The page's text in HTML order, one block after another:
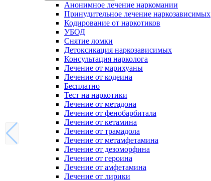
Анонимное лечение наркомании
Принудительное лечение наркозависимых
Кодирование от наркотиков
УБОД
Снятие ломки
Детоксикация наркозависимых
Консультация нарколога
Лечение от марихуаны
Лечение от кодеина
Бесплатно
Тест на наркотики
Лечение от метадона
Лечение от фенобарбитала
Лечение от кетамина
Лечение от трамадола
Лечение от метамфетамина
Лечение от дезоморфина
Лечение от героина
Лечение от амфетамина
Лечение от лирики